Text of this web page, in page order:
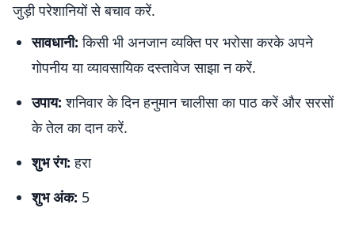
जुड़ी परेशानियों से बचाव करें.
सावधानी: किसी भी अनजान व्यक्ति पर भरोसा करके अपने
गोपनीय या व्यावसायिक दस्तावेज साझा न करें.
उपाय: शनिवार के दिन हनुमान चालीसा का पाठ करें और सरसों
के तेल का दान करें.
शुभ रंग: हरा
शुभ अंक: 5